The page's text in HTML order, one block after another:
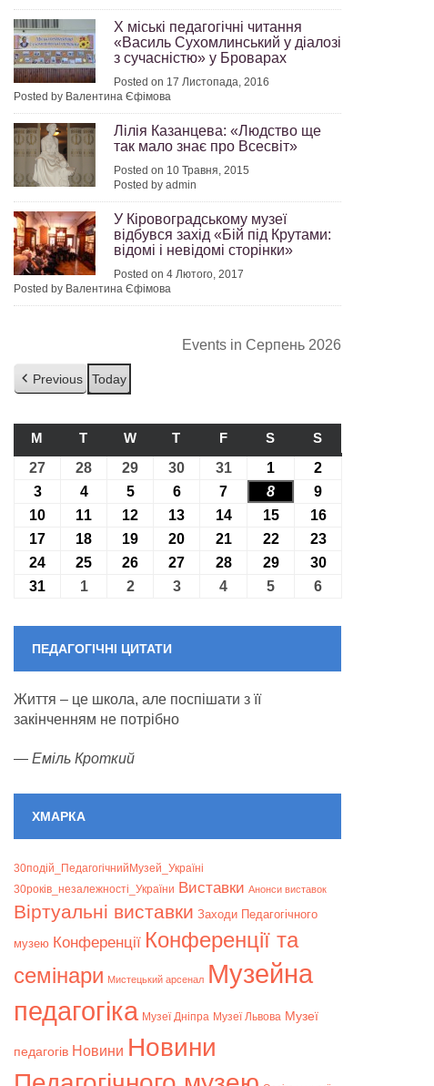
Х міські педагогічні читання
«Василь Сухомлинський у діалозі
з сучасністю» у Броварах
Posted on 17 Листопада, 2016
Posted by Валентина Єфімова
Лілія Казанцева: «Людство ще
так мало знає про Всесвіт»
Posted on 10 Травня, 2015
Posted by admin
У Кіровоградському музеї
відбувся захід «Бій під Крутами:
відомі і невідомі сторінки»
Posted on 4 Лютого, 2017
Posted by Валентина Єфімова
Events in Серпень 2026
Previous Today
M ПОНЕДІЛОК
T ВІВТОРОК
WСЕРЕДА
T ЧЕТВЕР
FП’ЯТНИЦЯ
S СУБОТА
S
27 27.07.2026
28 28.07.2026
29 29.07.2026
30 30.07.2026
3131.07.2026
1 01.08.2026
2
303.08.2026
404.08.2026
505.08.2026
606.08.2026
7 07.08.2026
8 08.08.2026
9
10 10.08.2026
11 11.08.2026
12 12.08.2026
13 13.08.2026
1414.08.2026
1515.08.2026
1616.08.2026
17 17.08.2026
18 18.08.2026
19 19.08.2026
20 20.08.2026
2121.08.2026
2222.08.2026
2323.08.2026
24 24.08.2026
25 25.08.2026
26 26.08.2026
27 27.08.2026
2828.08.2026
2929.08.2026
3030.08.2026
31 31.08.2026
101.09.2026
202.09.2026
303.09.2026
4 04.09.2026
5 05.09.2026
6
ПЕДАГОГІЧНІ ЦИТАТИ
Життя – це школа, але поспішати з її
закінченням не потрібно
— Еміль Кроткий
ХМАРКА
30подій_ПедагогічнийМузей_Україні
30років_незалежності_України Bиставки Анонси виставок
Віртуальні виставки Заходи Педагогічного
музею Конференції Конференції та
семінари Мистецький арсенал Музейна
педагогіка Музеї Дніпра Музеї Львова Музеї
педагогів Новини Новини